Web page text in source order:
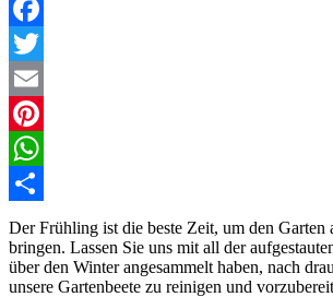
Facebook
Twitter
Email
Pinterest
WhatsApp
Teilen
Der Frühling ist die beste Zeit, um den Garten
bringen. Lassen Sie uns mit all der
über den Winter angesammelt haben, nach
unsere Gartenbeete zu reinigen und